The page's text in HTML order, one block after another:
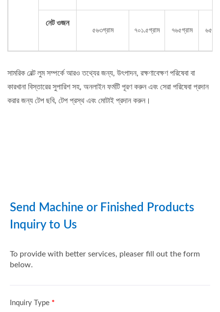
নেট ওজন
৫৬৩গ্রাম ৭০১.৫গ্রাম ৭৬৫গ্রাম
সামরিক বেল্ট লুম সম্পর্কে আরও তথ্যের জন্য, উৎপাদন, রক্ষণাবেক্ষণ পরিষেবা বা
কারখানা বিস্তারের সুপারিশ সহ, অনলাইন ফর্মটি পূরণ করুন এবং সেরা পরিষেবা প্রদান
করার জন্য টেপ ছবি, টেপ প্রস্থ এবং মোটাই প্রদান করুন।